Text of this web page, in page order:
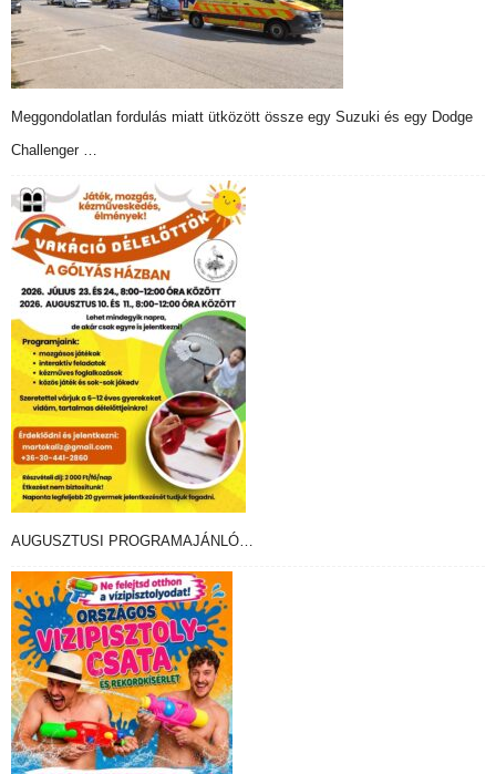
Meggondolatlan fordulás miatt ütközött össze egy Suzuki és egy Dodge
Challenger …
AUGUSZTUSI PROGRAMAJÁNLÓ…